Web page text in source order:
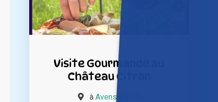
Visite Gourmande au
Château Citran
à Avensan (33)